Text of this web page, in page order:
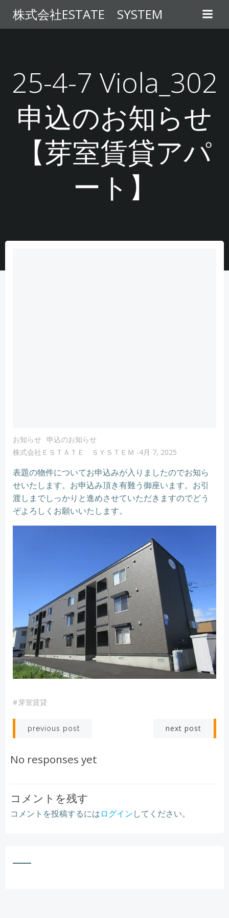
ン
テ
ス
キ
プ
株式会社ESTATE SYSTEM
25-4-7 Viola_302
申込のお知らせ
【芽室賃貸アパ
ート】
お知らせ
申込のお知らせ
株式会社ＥＳＴＡＴＥ ＳＹＳＴＥＭ -4月 7, 2025
表題の物件についてお申込みが入りましたのでお知ら
せいたします。お申込み頂き有難う御座います。お引
渡しまでしっかりと進めさせていただきますのでどう
ぞよろしくお願いいたします。
#芽室賃貸
Post
navigation
previous post next post
No responses yet
コメントを残す
コメントを投稿するにはログインしてください。